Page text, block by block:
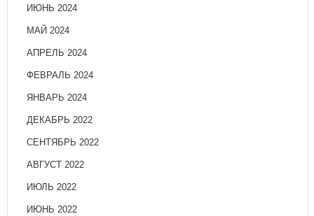
ИЮНЬ 2024
МАЙ 2024
АПРЕЛЬ 2024
ФЕВРАЛЬ 2024
ЯНВАРЬ 2024
ДЕКАБРЬ 2022
СЕНТЯБРЬ 2022
АВГУСТ 2022
ИЮЛЬ 2022
ИЮНЬ 2022